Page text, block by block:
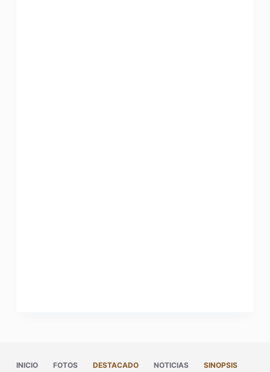
INICIO FOTOS DESTACADO NOTICIAS SINOPSIS